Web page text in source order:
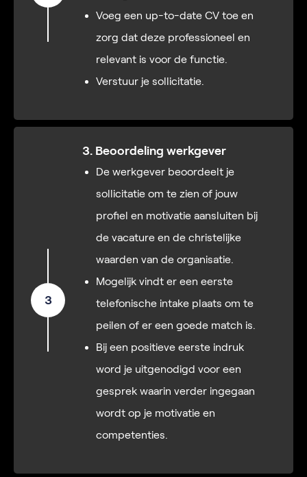
Voeg een up-to-date CV toe en
zorg dat deze professioneel en
relevant is voor de functie.
Verstuur je sollicitatie.
3
3. Beoordeling werkgever
De werkgever beoordeelt je
sollicitatie om te zien of jouw
profiel en motivatie aansluiten bij
de vacature en de christelijke
waarden van de organisatie.
Mogelijk vindt er een eerste
telefonische intake plaats om te
peilen of er een goede match is.
Bij een positieve eerste indruk
word je uitgenodigd voor een
gesprek waarin verder ingegaan
wordt op je motivatie en
competenties.